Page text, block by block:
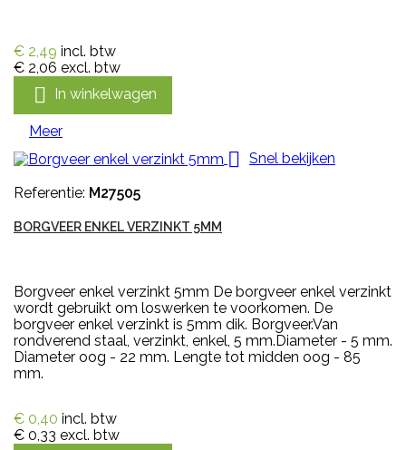
€ 2,49 incl. btw
€ 2,06 excl. btw
 In winkelwagen
Meer
 Snel bekijken
Referentie: M27505
BORGVEER ENKEL VERZINKT 5MM
Borgveer enkel verzinkt 5mm De borgveer enkel verzinkt
wordt gebruikt om loswerken te voorkomen. De
borgveer enkel verzinkt is 5mm dik. Borgveer.Van
rondverend staal, verzinkt, enkel, 5 mm.Diameter - 5 mm.
Diameter oog - 22 mm. Lengte tot midden oog - 85
mm.
€ 0,40 incl. btw
€ 0,33 excl. btw